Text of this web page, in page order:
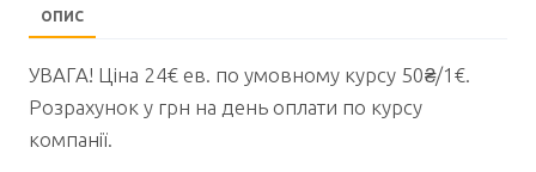
ОПИС
УВАГА! Ціна 24€ ев. по умовному курсу 50₴/1€.
Розрахунок у грн на день оплати по курсу
компанії.